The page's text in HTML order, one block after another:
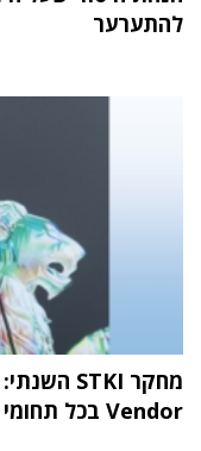
להתערער
Vendor בכל תחומי שוק ה-IT